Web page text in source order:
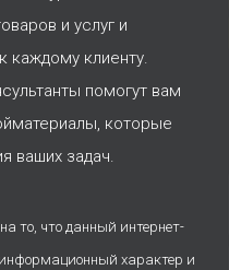
и услуг и
каждому клиенту.
помогут вам
которые
ваших задач.
то, что данный интернет-
характер и